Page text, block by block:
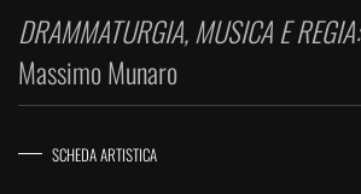
DRAMMATURGIA, MUSICA E REGIA:
Massimo Munaro
SCHEDA ARTISTICA